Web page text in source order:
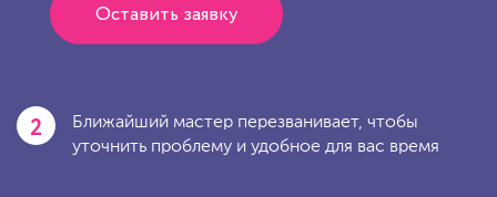
Оставить заявку
2
Ближайший мастер перезванивает, чтобы
уточнить проблему и удобное для вас время